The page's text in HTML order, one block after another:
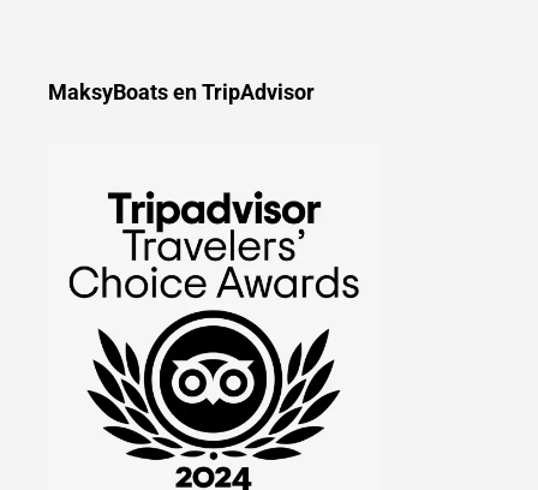
MaksyBoats en TripAdvisor